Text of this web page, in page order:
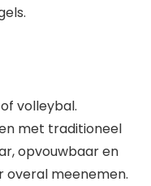
volleybal.
met traditioneel
opvouwbaar en
overal meenemen.